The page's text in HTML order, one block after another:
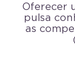
Oferecer
pulsa
as